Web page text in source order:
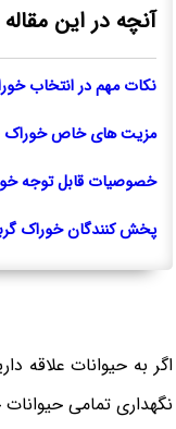
آنچه در این
نکات مهم در انتخاب
مزیت های خاص خوراک
خصوصیات قابل توجه
پخش کنندگان خوراک
اگر به حیوانات علاقه
نگهداری تمامی